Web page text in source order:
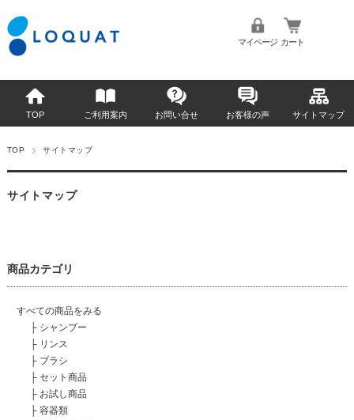
マイページ カート
TOP ご利用案内 お問い合せ お客様の声 サイトマップ
TOP サイトマップ
サイトマップ
商品カテゴリ
すべての商品をみる
├ シャンプー
├ リンス
├ ブラシ
├ セット商品
├ お試し商品
├ 容器類